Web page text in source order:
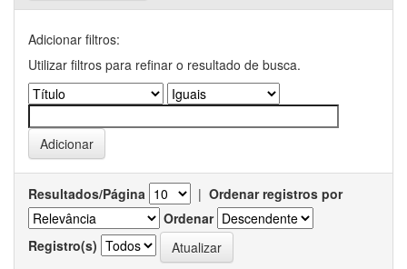
Adicionar filtros:
Utilizar filtros para refinar o resultado de busca.
Resultados/Página | Ordenar registros por
Ordenar
Registro(s)